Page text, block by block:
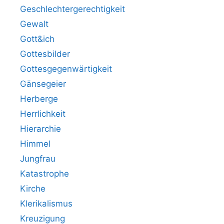
Geschlechtergerechtigkeit
Gewalt
Gott&ich
Gottesbilder
Gottesgegenwärtigkeit
Gänsegeier
Herberge
Herrlichkeit
Hierarchie
Himmel
Jungfrau
Katastrophe
Kirche
Klerikalismus
Kreuzigung